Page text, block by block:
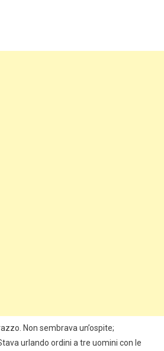
Non sembrava un’ospite;
urlando ordini a tre uomini con le